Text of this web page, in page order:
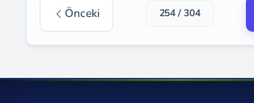
Önceki 254 / 304